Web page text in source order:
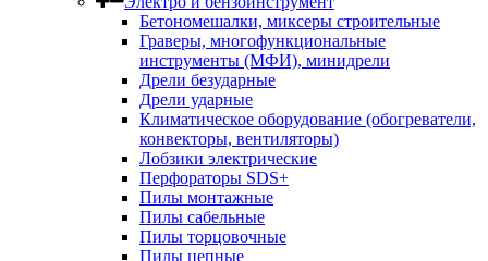
Бетономешалки, миксеры строительные
Граверы, многофункциональные
инструменты (МФИ), минидрели
Дрели безударные
Дрели ударные
Климатическое оборудование (обогреватели,
конвекторы, вентиляторы)
Лобзики электрические
Перфораторы SDS+
Пилы монтажные
Пилы сабельные
Пилы торцовочные
Пилы цепные